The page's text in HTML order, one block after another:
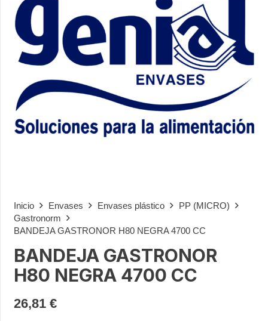
Inicio Envases Envases plástico
PP (MICRO)
Gastronorm
BANDEJA GASTRONOR H80 NEGRA 4700 CC
BANDEJA GASTRONOR
H80 NEGRA 4700 CC
26,81 €